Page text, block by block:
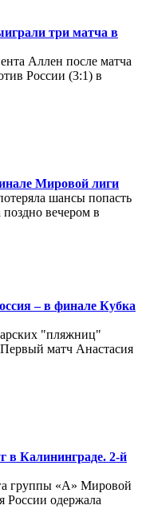
три матча в
Аллен после матча
России (3:1) в
Мировой лиги
шансы попасть
вечером в
– в финале Кубка
"пляжниц"
матч Анастасия
в Калининграде. 2-й
группы «А» Мировой
России одержала